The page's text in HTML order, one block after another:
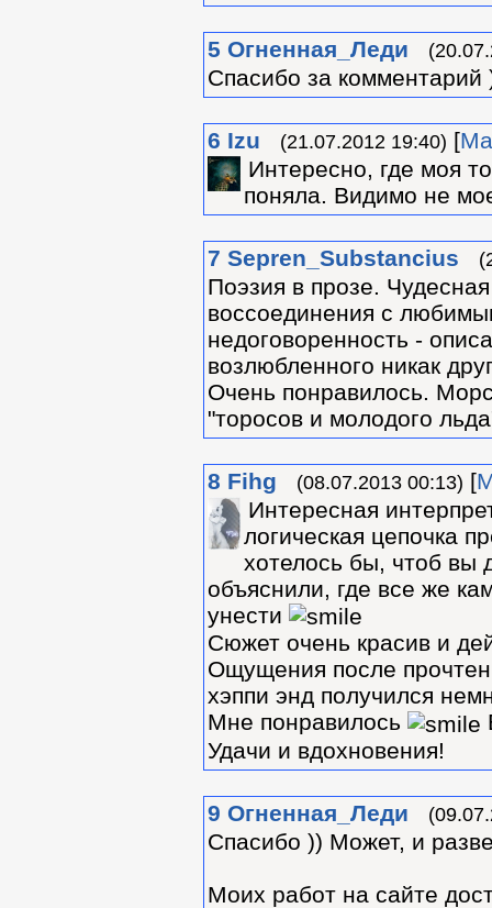
5 Огненная_Леди
Спасибо за комментарий
6 Izu (21.07.2012 19:40) [
Интересно, где моя
поняла. Видимо не
7 Sepren_Substancius
Поэзия в прозе.
воссоединения с
недоговоренность -
возлюбленного никак
Очень понравилось.
"торосов и молодого
8 Fihg (08.07.2013 00:13) [
Интересная
логическая цепочка
хотелось бы, чтоб вы
объяснили, где все же
унести
Сюжет очень красив и
Ощущения после
хэппи энд получился
Мне понравилось
Удачи и вдохновения!
9 Огненная_Леди
Спасибо )) Может, и
Моих работ на сайте